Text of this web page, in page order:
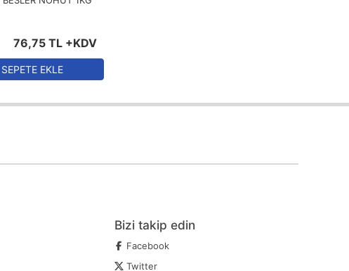
76,75 TL+KDV
SEPETE EKLE
Bizi takip edin
Facebook
Twitter